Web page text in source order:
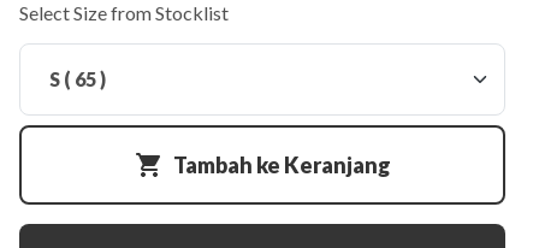
Select Size from Stocklist
Tambah ke Keranjang